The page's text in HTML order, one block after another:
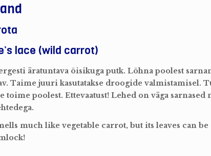
lace (wild carrot)
äratuntava õisikuga putk. Lõhna poolest
Taime juuri kasutatakse droogide valmistamisel.
toime poolest. Ettevaatust! Lehed on väga sarnased
much like vegetable carrot, but its leaves can be